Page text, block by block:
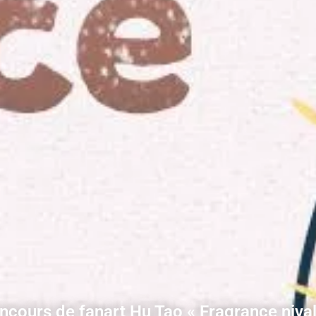
de fanart Hu Tao « Fragrance